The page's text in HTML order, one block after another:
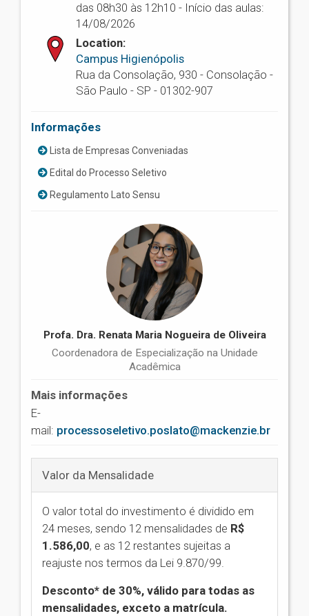
das 08h30 às 12h10 - Início das aulas:
14/08/2026
Location:
Campus Higienópolis
Rua da Consolação, 930 - Consolação -
São Paulo - SP - 01302-907
Informações
Lista de Empresas Conveniadas
Edital do Processo Seletivo
Regulamento Lato Sensu
Profa. Dra. Renata Maria Nogueira de Oliveira
Coordenadora de Especialização na Unidade
Acadêmica
Mais informações
E-
mail: processoseletivo.poslato@mackenzie.br
Valor da Mensalidade
O valor total do investimento é dividido em
24 meses, sendo 12 mensalidades de R$
1.586,00, e as 12 restantes sujeitas a
reajuste nos termos da Lei 9.870/99.
Desconto* de 30%, válido para todas as
mensalidades, exceto a matrícula.